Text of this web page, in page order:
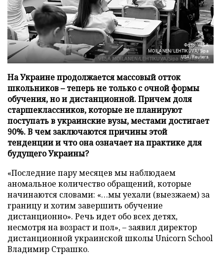
Фото: VESA
MOILANEN/LEHTIKUVA/Sipa
USA/Reuters
На Украине продолжается массовый отток
школьников – теперь не только с очной формы
обучения, но и дистанционной. Причем доля
старшеклассников, которые не планируют
поступать в украинские вузы, местами достигает
90%. В чем заключаются причины этой
тенденции и что она означает на практике для
будущего Украины?
«Последние пару месяцев мы наблюдаем
аномальное количество обращений, которые
начинаются словами: «…мы уехали (выезжаем) за
границу и хотим завершить обучение
дистанционно». Речь идет обо всех детях,
несмотря на возраст и пол», – заявил директор
дистанционной украинской школы Unicorn School
Владимир Страшко.